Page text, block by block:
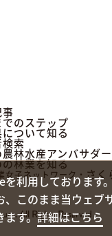
のステップ
ついて知る
索
林水産アンバサダ
林業を知る
女子ネットワーク・ さく
All Rights Reserved
利用しております
このまま当ウェブ
ます。詳細はこちら